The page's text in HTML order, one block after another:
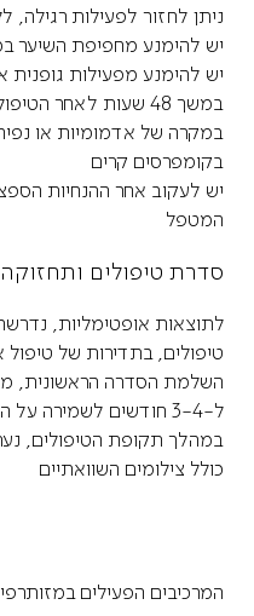
ניתן לחזור לפעילות רגילה,
יש להימנע מחפיפת השיער במשך 24 שעות לאחר
יש להימנע מפעילות גופנית
במשך 48 שעות לאחר הטיפול
במקרה של אדמומיות או
בקומפרסים קרים
יש לעקוב אחר ההנחיות
המטפל
סדרת טיפולים ותחזוקה
השלמת הסדרה הראשונית,
ל-3-4 חודשים לשמירה על התוצאות לאורך זמן.
במהלך תקופת הטיפולים,
כולל צילומים השוואתיים
המרכיבים הפעילים